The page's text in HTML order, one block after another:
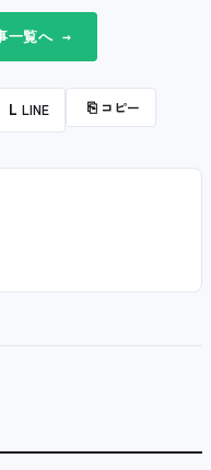
一覧へ →
L LINE ⎘ コピー